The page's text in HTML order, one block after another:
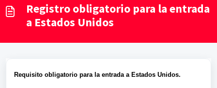
Registro obligatorio para la entrada
a Estados Unidos
Requisito obligatorio para la entrada a Estados Unidos.